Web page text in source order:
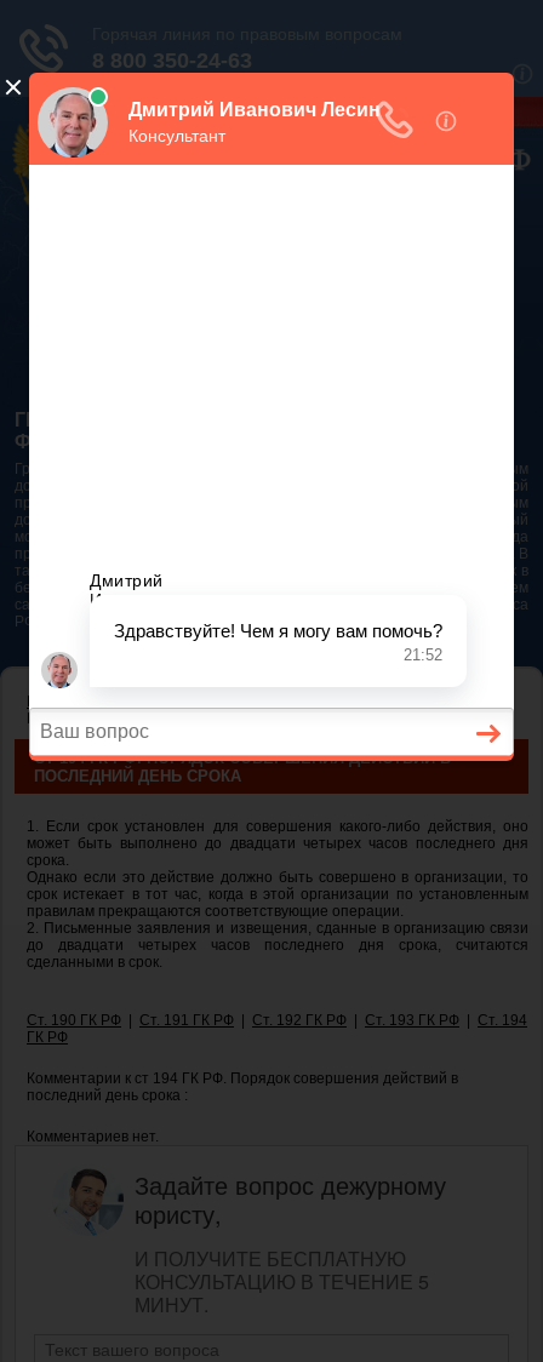
ГРАЖДАНСКИЙ КОДЕКС РОССИЙСКОЙ
ФЕДЕРАЦИИ 2026 - 2025
Гражданский Кодекс Российской Федерации является основным
документом правового поля в Российской Федерации. И именно по этой
причине в него часто вносят изменения. При работе с таким важным
документом необходимо убедиться в его актуальности на данный
момент. Разобраться во всех тонкостях и нюансах не всегда
представляется возможным. Особенно если это нужно сделать быстро. В
таком случае самым простым и эффективным решением будет звонок в
бесплатную юридическую консультацию. Телефон указан на нашем
сайте. На сайте опубликована последняя редакция Гражданского кодекса
РФ 2026 - 2025
СТ 194 ГК РФ. ПОРЯДОК СОВЕРШЕНИЯ ДЕЙСТВИЙ В
ПОСЛЕДНИЙ ДЕНЬ СРОКА
1. Если срок установлен для совершения какого-либо действия, оно
может быть выполнено до двадцати четырех часов последнего дня
срока.
Однако если это действие должно быть совершено в организации, то
срок истекает в тот час, когда в этой организации по установленным
правилам прекращаются соответствующие операции.
2. Письменные заявления и извещения, сданные в организацию связи
до двадцати четырех часов последнего дня срока, считаются
сделанными в срок.
Ст. 190 ГК РФ Ст. 191 ГК РФ Ст. 192 ГК РФ Ст. 193 ГК РФ
Ст. 194
ГК РФ
Комментарии к ст 194 ГК РФ. Порядок совершения действий в
последний день срока :
Комментариев нет.
Задайте вопрос дежурному
юристу,
И ПОЛУЧИТЕ БЕСПЛАТНУЮ
КОНСУЛЬТАЦИЮ В ТЕЧЕНИЕ 5
МИНУТ.